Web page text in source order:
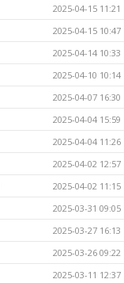
2025-04-15 11:21
2025-04-15 10:47
2025-04-14 10:33
2025-04-10 10:14
2025-04-07 16:30
2025-04-04 15:59
2025-04-04 11:26
2025-04-02 12:57
2025-04-02 11:15
2025-03-31 09:05
2025-03-27 16:13
2025-03-26 09:22
2025-03-11 12:37